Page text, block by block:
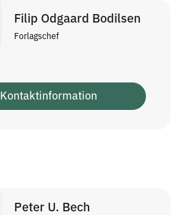
Filip Odgaard Bodilsen
Forlagschef
Kontaktinformation
Peter U. Bech